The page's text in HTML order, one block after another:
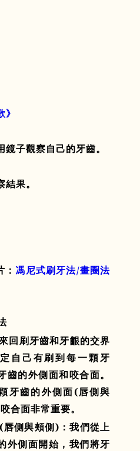
》
鏡子觀察自己的牙齒。
果。
馮尼式刷牙法/畫圈法
回刷牙齒和牙齦的交界
自己有刷到每一顆牙
齒的外側面和咬合面。
牙齒的外側面(唇側與
合面非常重要。
(唇側與頰側) ：我們從上
外側面開始，我們將牙